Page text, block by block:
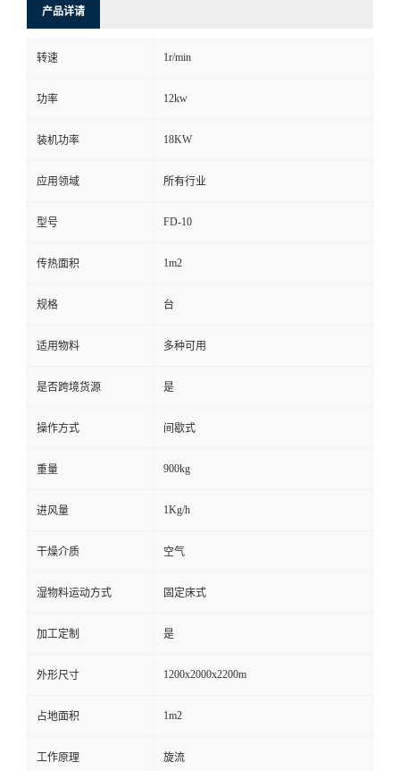
产品详请
转速 1r/min
功率 12kw
装机功率 18KW
应用领域 所有行业
型号 FD-10
传热面积 1m2
规格 台
适用物料 多种可用
是否跨境货源 是
操作方式 间歇式
重量 900kg
进风量 1Kg/h
干燥介质 空气
湿物料运动方式 固定床式
加工定制 是
外形尺寸 1200x2000x2200m
占地面积 1m2
工作原理 旋流